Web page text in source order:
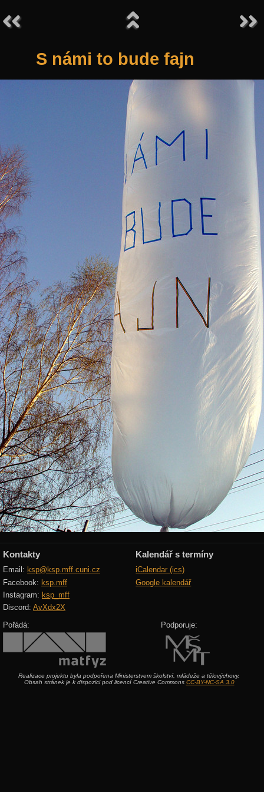
S námi to bude fajn
Kontakty
Email: ksp@ksp.mff.cuni.cz
Facebook: ksp.mff
Instagram: ksp_mff
Discord: AvXdx2X
Kalendář s termíny
iCalendar (ics)
Google kalendář
Pořádá: Podporuje:
Realizace projektu byla podpořena Ministerstvem školství, mládeže a tělovýchovy.
Obsah stránek je k dispozici pod licencí Creative Commons CC-BY-NC-SA 3.0